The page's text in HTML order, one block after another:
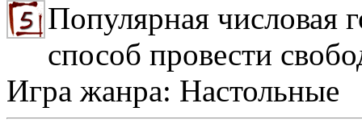
Популярная числовая
способ провести
Игра жанра: Настольные